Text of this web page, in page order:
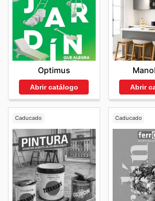
Optimus
Abrir catálogo Abrir
Caducado Caducado